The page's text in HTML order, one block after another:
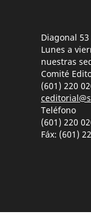
Diagonal
Lunes a
nuestras
Comité
(601) 220
Teléfono
(601) 220
Fáx: (601)